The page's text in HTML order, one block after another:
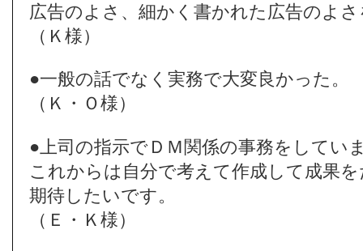
広告のよさ、細かく書かれた広告のよ
（Ｋ様）
●一般の話でなく実務で大変良かった。
（Ｋ・Ｏ様）
●上司の指示でＤＭ関係の事務をしてい
これからは自分で考えて作成して成果
期待したいです。
（Ｅ・Ｋ様）